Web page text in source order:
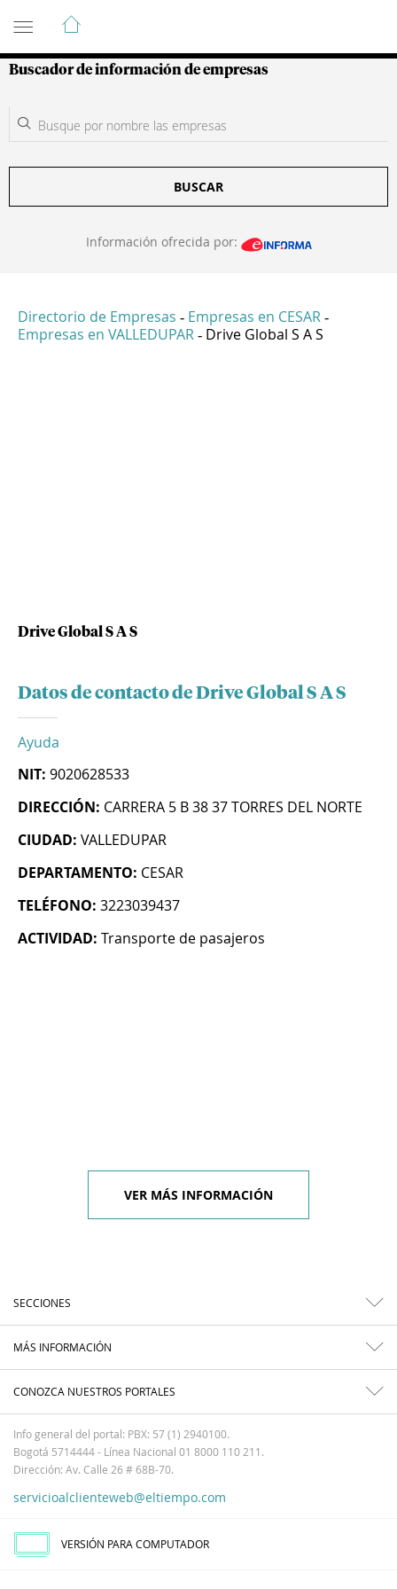
Guía de Empresas Colombianas
Buscador de información de empresas
BUSCAR
Información ofrecida por:
Directorio de Empresas - Empresas en CESAR -
Empresas en VALLEDUPAR - Drive Global S A S
Drive Global S A S
Datos de contacto de Drive Global S A S
Ayuda
NIT: 9020628533
DIRECCIÓN: CARRERA 5 B 38 37 TORRES DEL NORTE
CIUDAD: VALLEDUPAR
DEPARTAMENTO: CESAR
TELÉFONO: 3223039437
ACTIVIDAD: Transporte de pasajeros
VER MÁS INFORMACIÓN
SECCIONES
MÁS INFORMACIÓN
CONOZCA NUESTROS PORTALES
Info general del portal: PBX: 57 (1) 2940100.
Bogotá 5714444 - Línea Nacional 01 8000 110 211.
Dirección: Av. Calle 26 # 68B-70.
servicioalclienteweb@eltiempo.com
VERSIÓN PARA COMPUTADOR